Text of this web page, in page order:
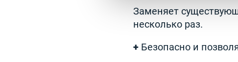
Заменяет
несколько раз.
+ Безопасно и